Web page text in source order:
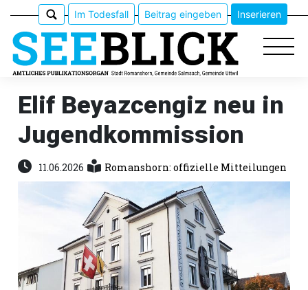
Epaper
Veranstaltungen
Im Todesfall Beitrag eingeben Inserieren
Elif Beyazcengiz neu in
Jugendkommission
11.06.2026 Romanshorn: offizielle Mitteilungen